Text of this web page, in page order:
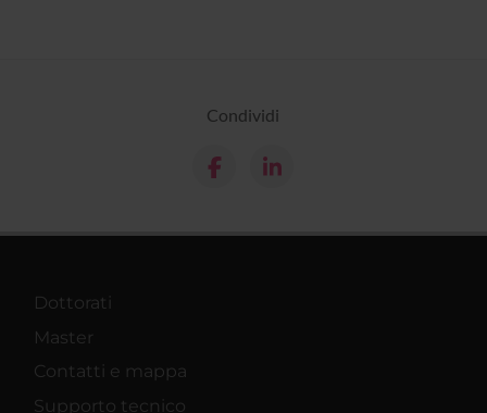
Condividi
Dottorati
Master
Contatti e mappa
Supporto tecnico